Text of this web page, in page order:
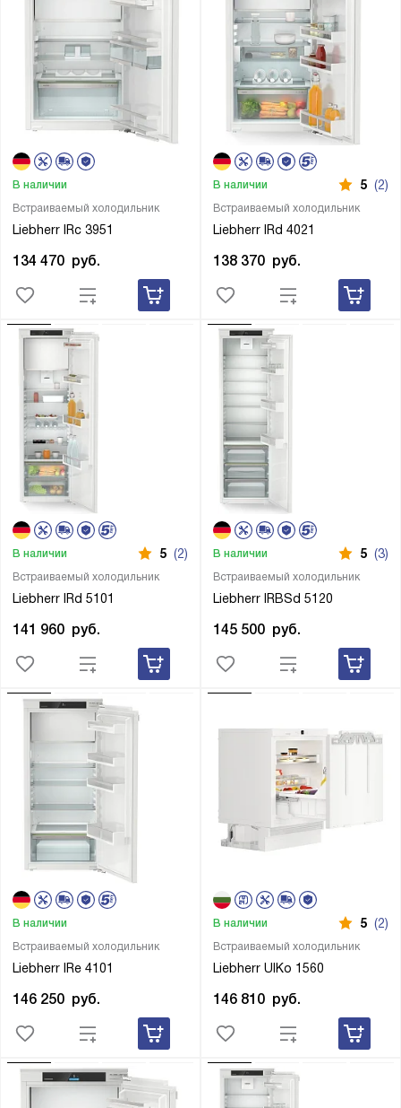
Встраиваемый холодильник
Liebherr IRc 3951
В наличии
134 470 руб.
Встраиваемый холодильник
Liebherr IRd 4021
В наличии 5 (2)
138 370 руб.
Встраиваемый холодильник
Liebherr IRd 5101
В наличии 5 (2)
141 960 руб.
Встраиваемый холодильник
Liebherr IRBSd 5120
В наличии 5 (3)
145 500 руб.
Встраиваемый холодильник
Liebherr IRe 4101
В наличии
146 250 руб.
Встраиваемый холодильник
Liebherr UIKo 1560
В наличии 5 (2)
146 810 руб.